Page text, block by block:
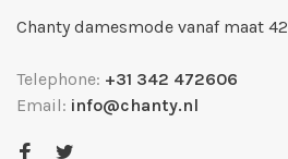
Chanty damesmode vanaf maat 42
Telephone: +31 342 472606
Email: info@chanty.nl